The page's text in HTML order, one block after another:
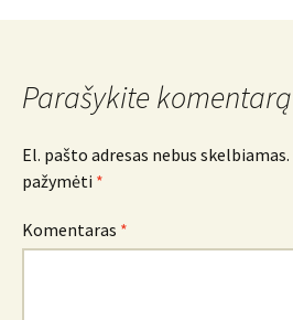
navigacija
Parašykite komentarą
El. pašto adresas nebus skelbiamas.
pažymėti *
Komentaras *